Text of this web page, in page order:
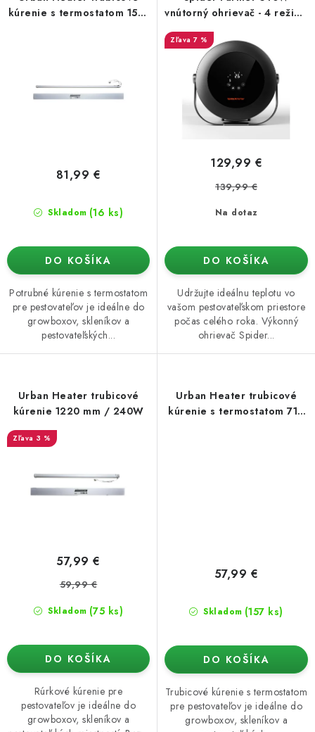
Podmienky o ochrane osobných údajov
o
p
kúrenie s termostatom 1510
Skladom (16 ks)
81,99 €
DO KOŠÍKA
Potrubné kúrenie s termostatom
pre pestovateľov je ideálne do
growboxov, skleníkov a
pestovateľských...
vnútorný ohrievač - 4 režimy
+ 24-hodinový časovač
7 %
Na dotaz
129,99 €
139,99 €
DO KOŠÍKA
Udržujte ideálnu teplotu vo
vašom pestovateľskom priestore
počas celého roka. Výkonný
ohrievač Spider...
Urban Heater trubicové
kúrenie 1220 mm / 240W
3 %
Skladom (75 ks)
57,99 €
59,99 €
DO KOŠÍKA
Rúrkové kúrenie pre
pestovateľov je ideálne do
growboxov, skleníkov a
Urban Heater trubicové
kúrenie s termostatom 710
Skladom (157 ks)
57,99 €
DO KOŠÍKA
Trubicové kúrenie s termostatom
pre pestovateľov je ideálne do
growboxov, skleníkov a